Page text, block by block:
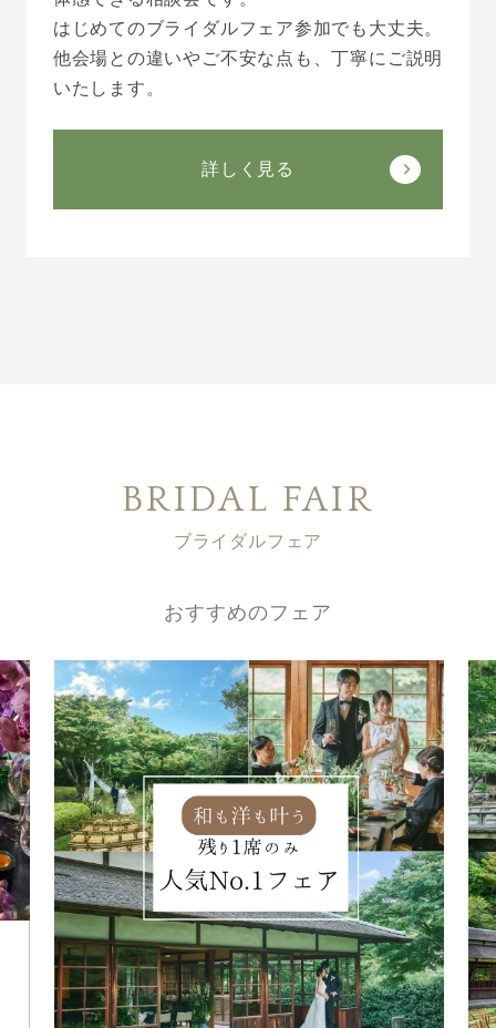
はじめてのブライダルフェア参加でも大丈夫。
他会場との違いやご不安な点も、丁寧にご説明
いたします。
詳しく見る
BRIDAL FAIR
ブライダルフェア
おすすめのフェア